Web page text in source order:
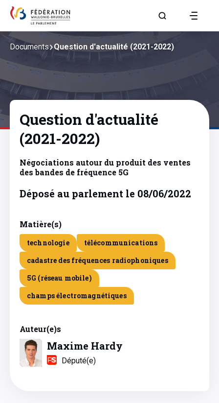
Aller à la page
Documents Question d'actualité (2021-2022)
Question d'actualité
(2021-2022)
Négociations autour du produit des ventes
des bandes de fréquence 5G
Déposé au parlement le 08/06/2022
Matière(s)
technologie
télécommunications
cadastre des fréquences radiophoniques
5G (réseau mobile)
champs électromagnétiques
Auteur(e)s
Maxime Hardy
Député(e)